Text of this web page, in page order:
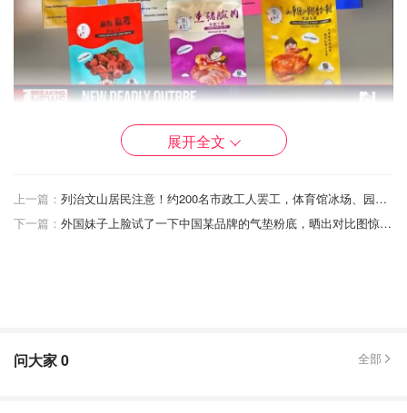
图片来自于@nbc ，版权属于原作者
有两例，加州有七例，其中包括一名死亡婴儿，所有患者均
称具有亚裔血统。
展开全文
上一篇：
列治文山居民注意！约200名市政工人罢工，体育馆冰场、园艺活动等都叫停！
下一篇：
外国妹子上脸试了一下中国某品牌的气垫粉底，晒出对比图惊呆了...
问大家0 全部